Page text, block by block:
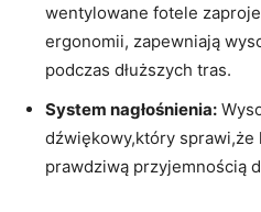
wentylowane fotele
ergonomii, zapewniają
podczas dłuższych tras.
System nagłośnienia:
dźwiękowy,który sprawi,że
prawdziwą przyjemnością